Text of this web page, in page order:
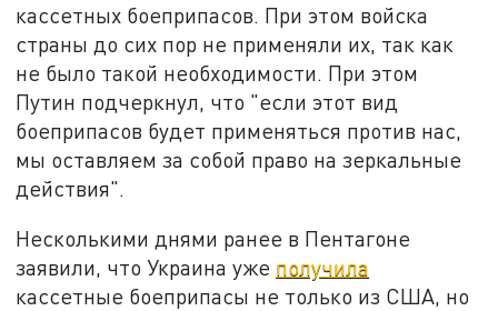
кассетных боеприпасов. При этом войска
страны до сих пор не применяли их, так как
не было такой необходимости. При этом
Путин подчеркнул, что "если этот вид
боеприпасов будет применяться против нас,
мы оставляем за собой право на зеркальные
действия".
Несколькими днями ранее в Пентагоне
заявили, что Украина уже получила
кассетные боеприпасы не только из США, но